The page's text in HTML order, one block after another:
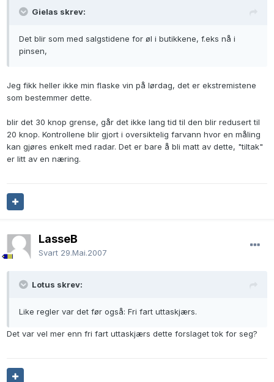
Gielas skrev:
Det blir som med salgstidene for øl i butikkene, f.eks nå i
pinsen,
Jeg fikk heller ikke min flaske vin på lørdag, det er ekstremistene
som bestemmer dette.
blir det 30 knop grense, går det ikke lang tid til den blir redusert til
20 knop. Kontrollene blir gjort i oversiktelig farvann hvor en måling
kan gjøres enkelt med radar. Det er bare å bli matt av dette, "tiltak"
er litt av en næring.
LasseB
Svart 29.Mai.2007
Lotus skrev:
Like regler var det før også: Fri fart uttaskjærs.
Det var vel mer enn fri fart uttaskjærs dette forslaget tok for seg?